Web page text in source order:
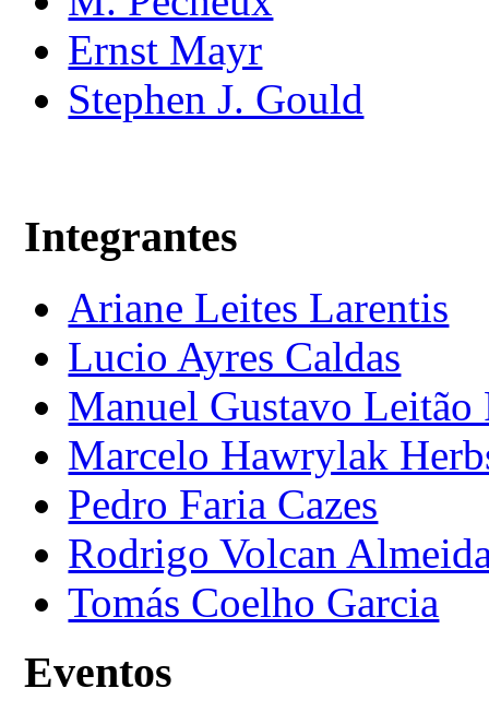
Ernst Mayr
Stephen J. Gould
Integrantes
Ariane Leites Larentis
Lucio Ayres Caldas
Manuel Gustavo Leitão
Marcelo Hawrylak
Pedro Faria Cazes
Rodrigo Volcan
Tomás Coelho Garcia
Eventos